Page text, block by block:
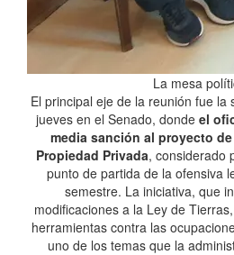
La mesa
El principal eje de la reunión fue la
jueves en el Senado, donde el
media sanción al proyecto
Propiedad Privada, considerado
punto de partida de la ofensiva
semestre. La iniciativa, que
modificaciones a la Ley de
herramientas contra las
uno de los temas que la